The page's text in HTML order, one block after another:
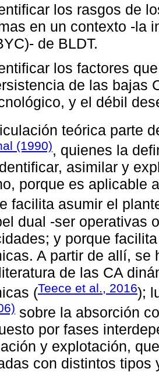
los rasgos de
en un contexto -la
de BLDT.
los factores
de las bajas
y el débil
teórica parte
(1990), quienes la
asimilar y
porque es aplicable
facilita asumir el
dual -ser operativas
y porque
A partir de allí, se
de las CA
(Teece et al., 2016);
sobre la absorción
por fases
y explotación,
con distintos tipos